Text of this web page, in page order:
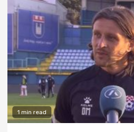
1 min read